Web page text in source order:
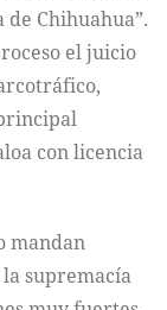
Chihuahua”.
el juicio
con licencia
mandan
supremacía